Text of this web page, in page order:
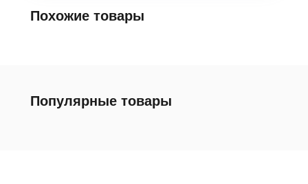
Похожие товары
Популярные товары